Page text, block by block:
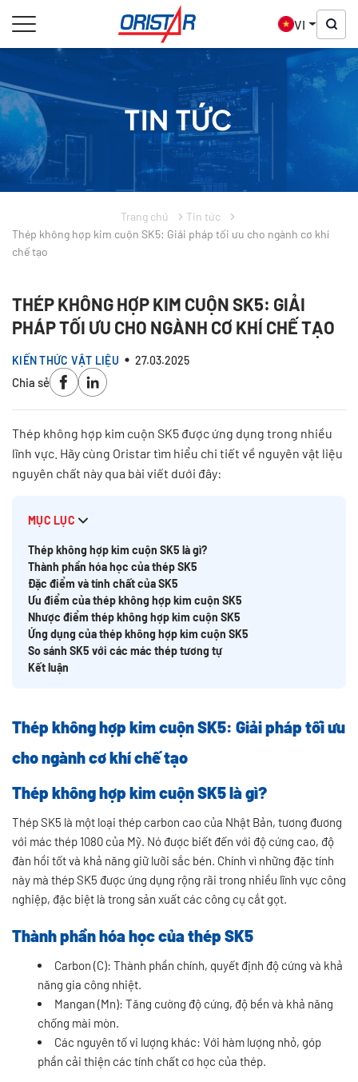
VI
TIN TỨC
Trang chủ
Tin tức
Thép không hợp kim cuộn SK5: Giải pháp tối ưu cho ngành cơ khí
chế tạo
THÉP KHÔNG HỢP KIM CUỘN SK5: GIẢI
PHÁP TỐI ƯU CHO NGÀNH CƠ KHÍ CHẾ TẠO
KIẾN THỨC VẬT LIỆU 27.03.2025
Chia sẻ
Thép không hợp kim cuộn SK5 được ứng dụng trong nhiều
lĩnh vực. Hãy cùng Oristar tìm hiểu chi tiết về nguyên vật liệu
nguyên chất này qua bài viết dưới đây:
MỤC LỤC
Thép không hợp kim cuộn SK5 là gì?
Thành phần hóa học của thép SK5
Đặc điểm và tính chất của SK5
Ưu điểm của thép không hợp kim cuộn SK5
Nhược điểm thép không hợp kim cuộn SK5
Ứng dụng của thép không hợp kim cuộn SK5
So sánh SK5 với các mác thép tương tự
Kết luận
Thép không hợp kim cuộn SK5: Giải pháp tối ưu
cho ngành cơ khí chế tạo
Thép không hợp kim cuộn SK5 là gì?
Thép SK5 là một loại thép carbon cao của Nhật Bản, tương đương
với mác thép 1080 của Mỹ. Nó được biết đến với độ cứng cao, độ
đàn hồi tốt và khả năng giữ lưỡi sắc bén. Chính vì những đặc tính
này mà thép SK5 được ứng dụng rộng rãi trong nhiều lĩnh vực công
nghiệp, đặc biệt là trong sản xuất các công cụ cắt gọt.
Thành phần hóa học của thép SK5
Carbon (C): Thành phần chính, quyết định độ cứng và khả
năng gia công nhiệt.
Mangan (Mn): Tăng cường độ cứng, độ bền và khả năng
chống mài mòn.
Các nguyên tố vi lượng khác: Với hàm lượng nhỏ, góp
phần cải thiện các tính chất cơ học của thép.